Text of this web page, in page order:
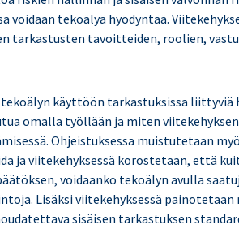
tekoälyä hyödyntää.
tarkastusten tavoitteiden, roolien,
käyttöön tarkastuksissa liittyviä
omalla työllään ja miten
Ohjeistuksessa muistutetaan
ja viitekehyksessä korostetaan, että
voidaanko tekoälyn avulla
Lisäksi viitekehyksessä
sisäisen tarkastuksen